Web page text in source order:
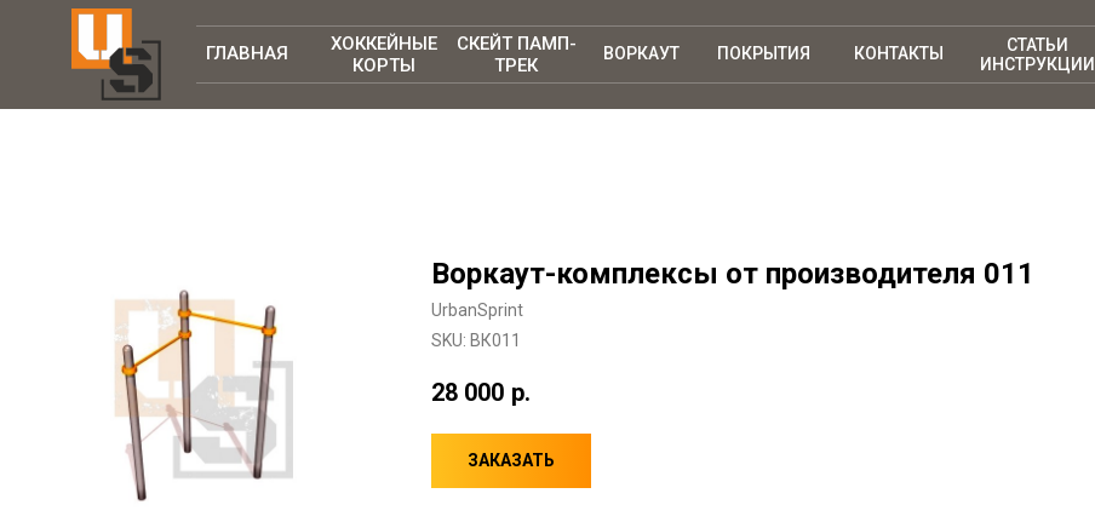
ХОККЕЙНЫЕ
КОРТЫ
СКЕЙТ ПАМП-
ТРЕК
КОНТАКТЫ
СТАТЬИ
ИНСТРУКЦИИ
ВОРКАУТ ПОКРЫТИЯ
ГЛАВНАЯ
Воркаут-комплексы от производителя 011
UrbanSprint
SKU: ВК011
28 000 р.
ЗАКАЗАТЬ